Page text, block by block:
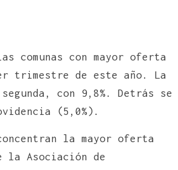
comunas con mayor oferta
trimestre de este año. La
con 9,8%. Detrás se
(5,0%).
la mayor oferta
la Asociación de